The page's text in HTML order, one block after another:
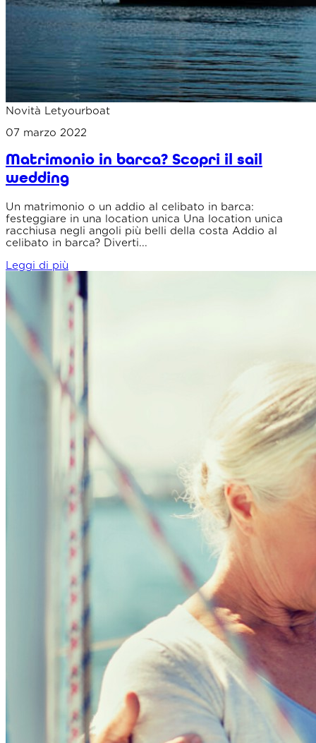
Novità Letyourboat
07 marzo 2022
Matrimonio in barca? Scopri il sail
wedding
Un matrimonio o un addio al celibato in barca:
festeggiare in una location unica Una location unica
racchiusa negli angoli più belli della costa Addio al
celibato in barca? Diverti...
Leggi di più